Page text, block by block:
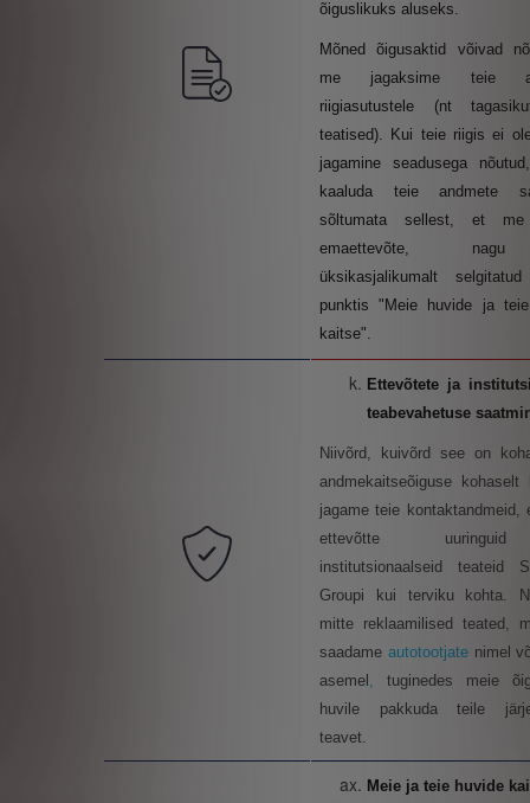
õiguslikuks aluseks.
Mõned õigusaktid võivad
me jagaksime teie
riigiasutustele (nt
teatised). Kui teie riigis ei
jagamine seadusega
kaaluda teie andmete
sõltumata sellest, et me
emaettevõte,
üksikasjalikumalt
punktis "Meie huvide ja
kaitse".
Ettevõtete ja
teabevahetuse
Niivõrd, kuivõrd see on
andmekaitseõiguse kohaselt
jagame teie kontaktandmeid,
ettevõtte
institutsionaalseid teateid
Groupi kui terviku kohta.
mitte reklaamilised teated,
saadame autotootjate nimel
asemel , tuginedes meie
huvile pakkuda teile
teavet.
Meie ja teie huvide